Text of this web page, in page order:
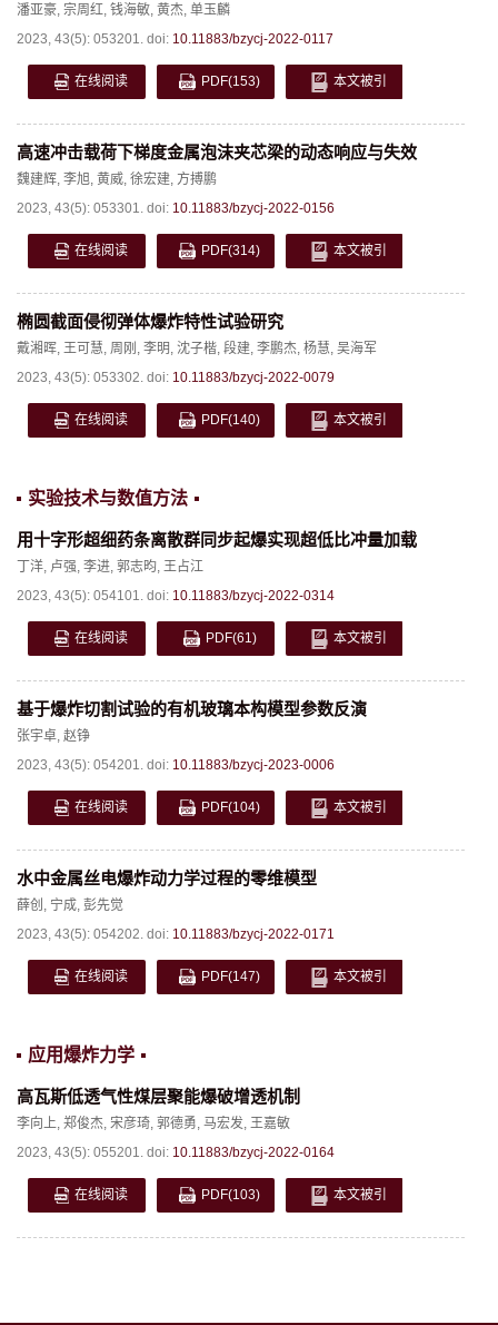
潘亚豪, 宗周红, 钱海敏, 黄杰, 单玉麟
2023, 43(5): 053201. doi: 10.11883/bzycj-2022-0117
在线阅读 PDF(153) 本文被引
高速冲击载荷下梯度金属泡沫夹芯梁的动态响应与失效
魏建辉, 李旭, 黄威, 徐宏建, 方搏鹏
2023, 43(5): 053301. doi: 10.11883/bzycj-2022-0156
在线阅读 PDF(314) 本文被引
椭圆截面侵彻弹体爆炸特性试验研究
戴湘晖, 王可慧, 周刚 , 李明, 沈子楷, 段建, 李鹏杰, 杨慧, 吴海军
2023, 43(5): 053302. doi: 10.11883/bzycj-2022-0079
在线阅读 PDF(140) 本文被引
实验技术与数值方法
用十字形超细药条离散群同步起爆实现超低比冲量加载
丁洋, 卢强, 李进, 郭志昀, 王占江
2023, 43(5): 054101. doi: 10.11883/bzycj-2022-0314
在线阅读 PDF(61) 本文被引
基于爆炸切割试验的有机玻璃本构模型参数反演
张宇卓, 赵铮
2023, 43(5): 054201. doi: 10.11883/bzycj-2023-0006
在线阅读 PDF(104) 本文被引
水中金属丝电爆炸动力学过程的零维模型
薛创 , 宁成, 彭先觉
2023, 43(5): 054202. doi: 10.11883/bzycj-2022-0171
在线阅读 PDF(147) 本文被引
应用爆炸力学
高瓦斯低透气性煤层聚能爆破增透机制
李向上, 郑俊杰, 宋彦琦, 郭德勇, 马宏发, 王嘉敏
2023, 43(5): 055201. doi: 10.11883/bzycj-2022-0164
在线阅读 PDF(103) 本文被引